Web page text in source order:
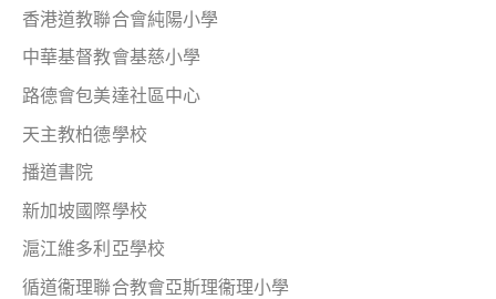
香港道教聯合會純陽小學
中華基督教會基慈小學
路德會包美達社區中心
天主教柏德學校
播道書院
新加坡國際學校
滬江維多利亞學校
循道衞理聯合教會亞斯理衞理小學